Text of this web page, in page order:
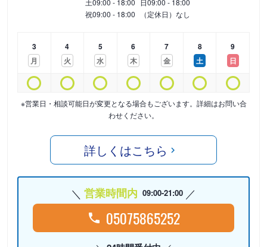
土09:00 - 18:00 日09:00 - 18:00
祝09:00 - 18:00 （定休日）なし
3
月
4
火
5
水
6
木
7
金
8
土
9
日
※営業日・相談可能日が変更となる場合もございます。詳細はお問い合
わせください。
詳しくはこちら
営業時間内 09:00-21:00
05075865252